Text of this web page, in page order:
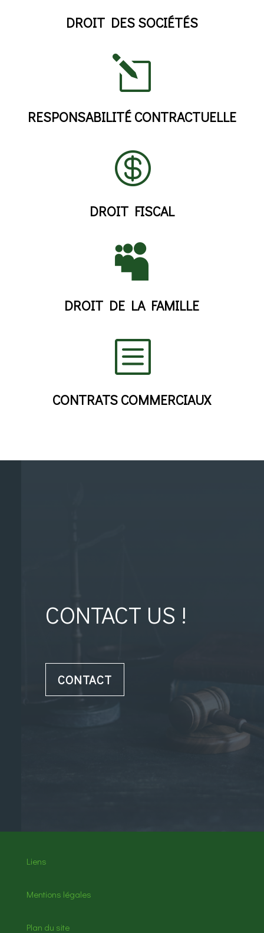
DROIT DES SOCIÉTÉS
l
RESPONSABILITÉ CONTRACTUELLE

DROIT FISCAL

DROIT DE LA FAMILLE
b
CONTRATS COMMERCIAUX
CONTACT US !
CONTACT
Liens
Mentions légales
Plan du site